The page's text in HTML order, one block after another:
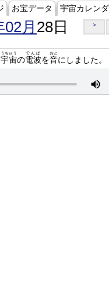
お宝データ 宇宙カレン
月 28日 >
宇宙
うちゅう
の電波
でんぱ
を音
おと
にしました。